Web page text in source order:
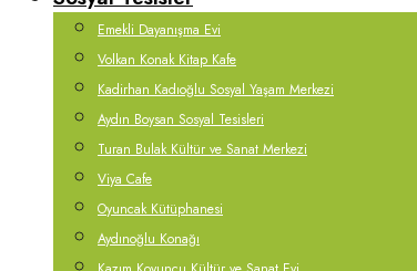
Emekli Dayanışma Evi
Volkan Konak Kitap Kafe
Kadirhan Kadıoğlu Sosyal Yaşam Merkezi
Aydın Boysan Sosyal Tesisleri
Turan Bulak Kültür ve Sanat Merkezi
Viya Cafe
Oyuncak Kütüphanesi
Aydınoğlu Konağı